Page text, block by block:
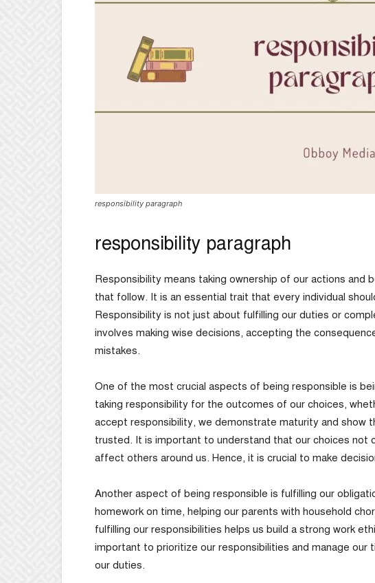
responsibility paragraph
responsibility paragraph
Responsibility means taking ownership of our actions and
that follow. It is an essential trait that every individual
Responsibility is not just about fulfilling our duties or
involves making wise decisions, accepting the
mistakes.
One of the most crucial aspects of being responsible is
taking responsibility for the outcomes of our choices,
accept responsibility, we demonstrate maturity and show
trusted. It is important to understand that our choices not
affect others around us. Hence, it is crucial to make
Another aspect of being responsible is fulfilling our
homework on time, helping our parents with household
fulfilling our responsibilities helps us build a strong work
important to prioritize our responsibilities and manage
our duties.